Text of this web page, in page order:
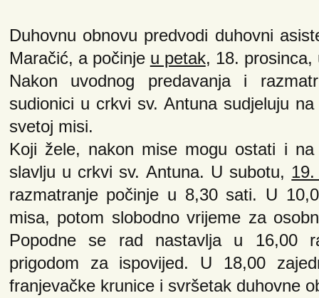
Duhovnu obnovu predvodi duhovni
Maračić, a počinje u petak, 18. prosinca,
Nakon uvodnog predavanja i
sudionici u crkvi sv. Antuna sudjeluju
svetoj misi.
Koji žele, nakon mise mogu ostati i na
slavlju u crkvi sv. Antuna. U subotu,
razmatranje počinje u 8,30 sati. U
misa, potom slobodno vrijeme za
Popodne se rad nastavlja u 16,00
prigodom za ispovijed. U 18,00
franjevačke krunice i svršetak duhovne